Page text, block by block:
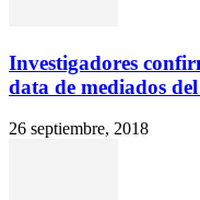
Investigadores
data de mediados
26 septiembre, 2018